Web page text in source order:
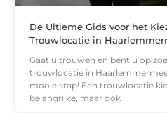
De Ultieme Gids voor het
Trouwlocatie in
Gaat u trouwen en bent u op
trouwlocatie in
mooie stap! Een trouwlocatie
belangrijke, maar ook